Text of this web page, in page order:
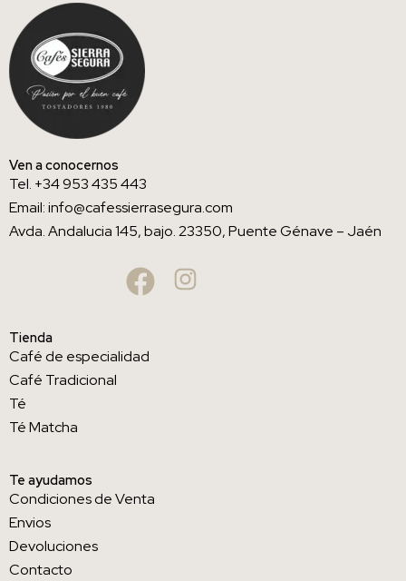
Ven a conocernos
Tel. +34 953 435 443
Email: info@cafessierrasegura.com
Avda. Andalucia 145, bajo. 23350, Puente Génave – Jaén
Tienda
Café de especialidad
Café Tradicional
Té
Té Matcha
Te ayudamos
Condiciones de Venta
Envios
Devoluciones
Contacto